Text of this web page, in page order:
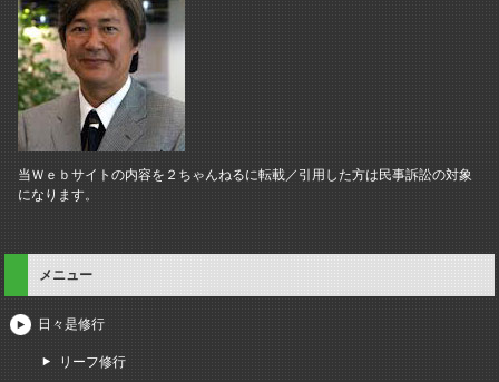
当Ｗｅｂサイトの内容を２ちゃんねるに転載／引用した方は民事訴訟の対象
になります。
メニュー
日々是修行
リーフ修行